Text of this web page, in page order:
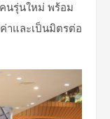
นรุ่นใหม่ พร้อม
าและเป็นมิตรต่อ